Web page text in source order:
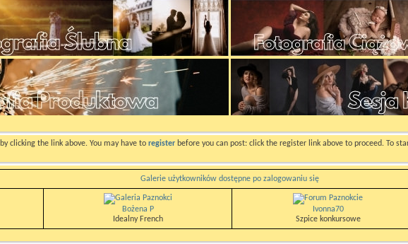
by clicking the link above. You may have to register before you can post: click the register link above to proceed. To
Galerie użytkowników dostępne po zalogowaniu się
Bożena P
Idealny French
Ivonna70
Szpice konkursowe